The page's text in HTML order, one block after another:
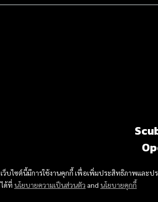
เว็บไซต์นี้มีการใช้งานคุกกี้ เพื่อเพิ่มประสิทธิภาพและป
ได้ที่ นโยบายความเป็นส่วนตัว and นโยบายคุกกี้